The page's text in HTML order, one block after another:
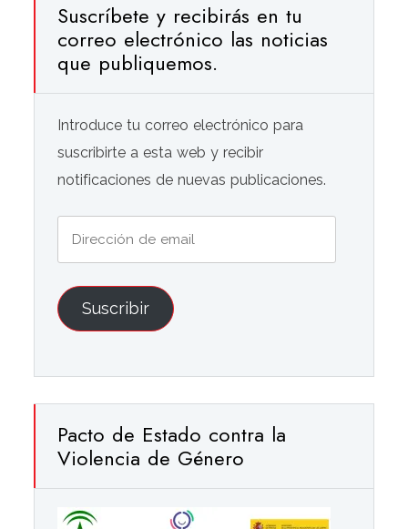
Suscríbete y recibirás en tu
correo electrónico las noticias
que publiquemos.
Introduce tu correo electrónico para
suscribirte a esta web y recibir
notificaciones de nuevas publicaciones.
email
Suscribir
Pacto de Estado contra la
Violencia de Género